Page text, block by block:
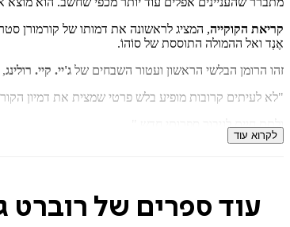
קריאת הקוקייה, המציג לראשונה את דמותו של קורמורן
אֶנְד ואל ההמולה התוססת של סוֹהוֹ.
זהו הרומן הבלשי הראשון ועטור השבחים של ג'יי. קיי. רולינג
"לא לעיתים קרובות מופיע בלש פרטי שמצית את דמיון
ולתת חיים לגיבור ספרותי חדש."
Washington Post
לקרוא עוד
עוד ספרים של רוברט